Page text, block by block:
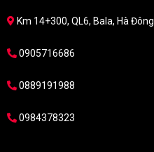
Km 14+300, QL6, Bala, Hà
0905716686
0889191988
0984378323